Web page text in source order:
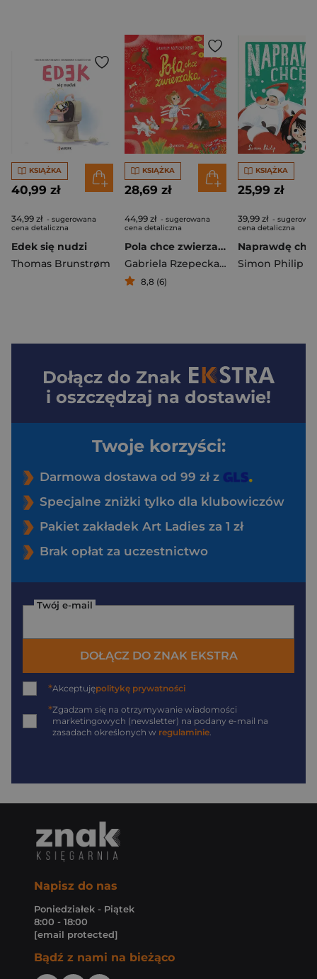
KSIĄŻKA
40,99 zł
34,99 zł - sugerowana
cena detaliczna
Edek się nudzi
Thomas Brunstrøm
KSIĄŻKA
28,69 zł
44,99 zł - sugerowana
cena detaliczna
Pola chce zwierzaka
Gabriela Rzepecka-Weiss
8,8 (6)
KSIĄŻKA
25,99 zł
39,99 zł -
cena detaliczna
Simon Philip
Dołącz do Znak
i oszczędzaj na dostawie!
Twoje korzyści:
Darmowa dostawa od 99 zł z
Specjalne zniżki tylko dla klubowiczów
Pakiet zakładek Art Ladies za 1 zł
Brak opłat za uczestnictwo
Twój e-mail
DOŁĄCZ DO ZNAK EKSTRA
*Akceptujępolitykę prywatności
*Zgadzam się na otrzymywanie wiadomości
marketingowych (newsletter) na podany e-mail na
zasadach określonych w regulaminie
Napisz do nas
Poniedziałek - Piątek
8:00 - 18:00
[email protected]
Bądź z nami na bieżąco